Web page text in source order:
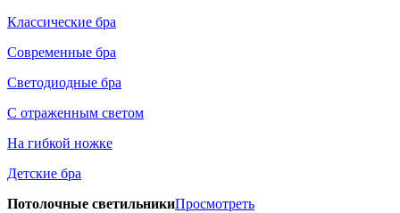
Классические бра
Современные бра
Светодиодные бра
С отраженным светом
На гибкой ножке
Детские бра
Потолочные светильникиПросмотреть